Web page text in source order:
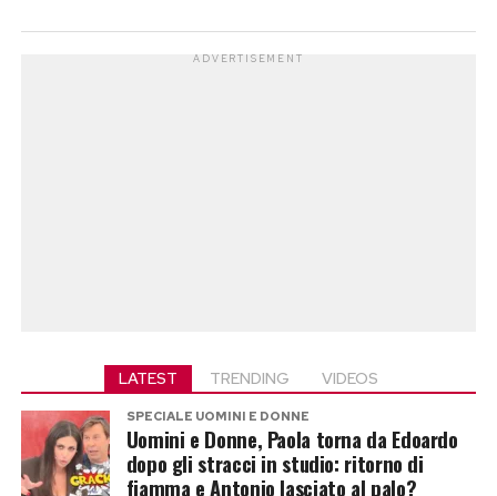
ADVERTISEMENT
LATEST TRENDING VIDEOS
SPECIALE UOMINI E DONNE
Uomini e Donne, Paola torna da Edoardo
dopo gli stracci in studio: ritorno di
fiamma e Antonio lasciato al palo?